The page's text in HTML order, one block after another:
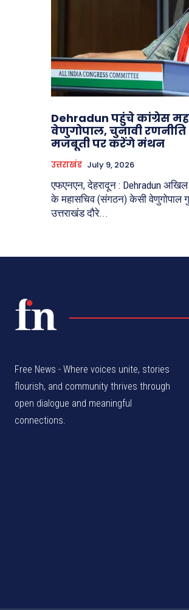
Dehradun पहुंचे कांग्रेस
वेणुगोपाल, चुनावी
मजबूती पर करेंगे मंथन
उत्तराखंड July 9, 2026
एफएनएन, देहरादून : Dehradun
के महासचिव (संगठन) केसी वेणुगोपाल
उत्तराखंड दौरे...
Free News - Where voices unite, stories
flourish, and community thrives through
open dialogue and meaningful
connections.